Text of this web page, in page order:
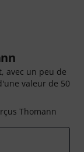
avec un peu de
valeur de 50
Thomann